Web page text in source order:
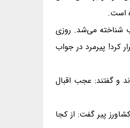
شناخته می‌شد. روزی
کرد! پیرمرد در جواب
و گفتند: عجب اقبال
پیر گفت: از کجا